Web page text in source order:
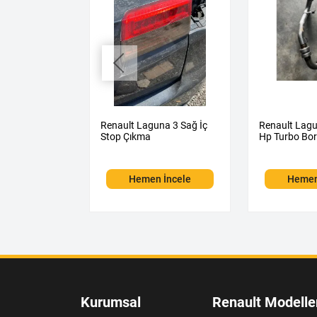
Renault Laguna 3 Sağ İç
Stop Çıkma
Hemen İncele
Renault
Hp Turbo
Kurumsal Renault